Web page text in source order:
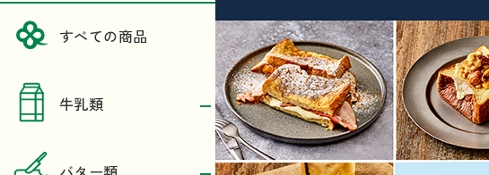
すべての商品
牛乳類